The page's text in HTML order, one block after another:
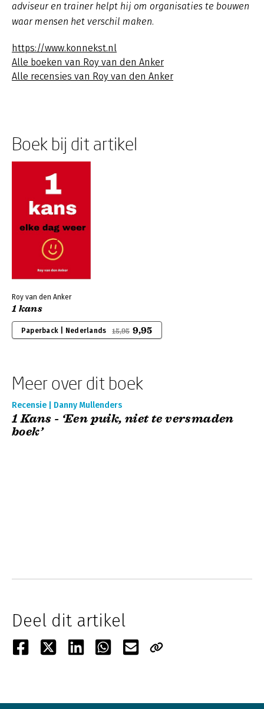
adviseur en trainer helpt hij om organisaties te bouwen
waar mensen het verschil maken.
https://www.konnekst.nl
Alle boeken van Roy van den Anker
Alle recensies van Roy van den Anker
Boek bij dit artikel
Roy van den Anker
1 kans
Paperback | Nederlands 15,95 9,95
Meer over dit boek
Recensie | Danny Mullenders
1 Kans - ‘Een puik, niet te versmaden
boek’
Deel dit artikel